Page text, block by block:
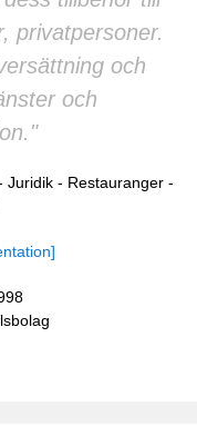
privatpersoner.
och
och
Juridik- Restauranger-